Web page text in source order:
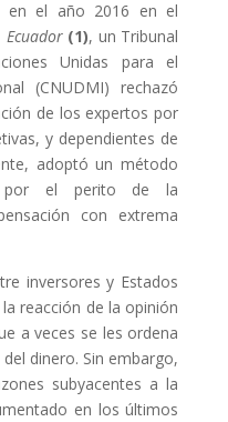
en el año 2016 en el
Ecuador (1), un Tribunal
Unidas para el
(CNUDMI) rechazó
de los expertos por
y dependientes de
adoptó un método
por el perito de la
con extrema
inversores y Estados
reacción de la opinión
a veces se les ordena
dinero. Sin embargo,
subyacentes a la
en los últimos